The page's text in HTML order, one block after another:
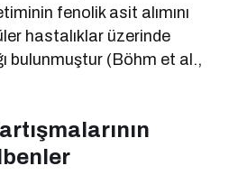
fenolik asit alımını
hastalıklar üzerinde
bulunmuştur (Böhm et al.,